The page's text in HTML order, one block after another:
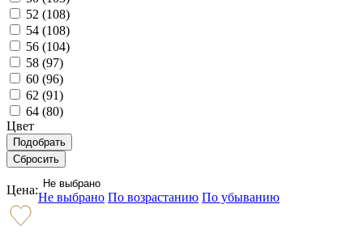
52 (108)
54 (108)
56 (104)
58 (97)
60 (96)
62 (91)
64 (80)
Цвет
Цена: Не выбрано
Не выбрано По возрастанию По убыванию